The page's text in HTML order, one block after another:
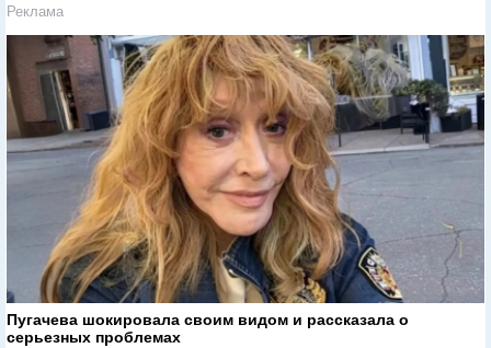
Реклама
Пугачева шокировала своим видом и рассказала о
серьезных проблемах